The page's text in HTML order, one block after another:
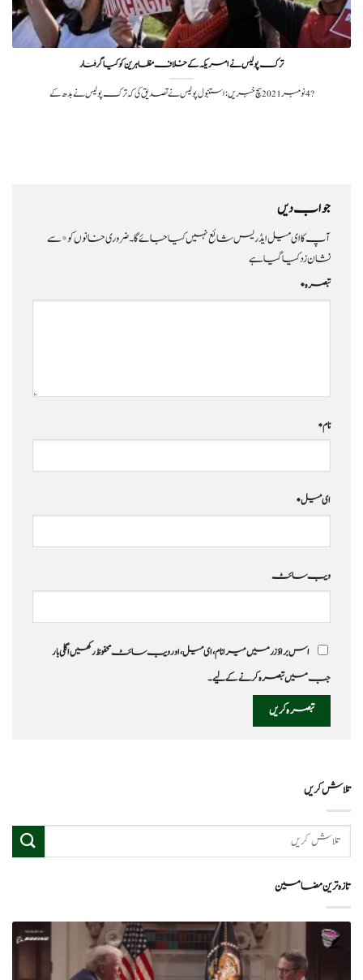
ترک پولیس نے امریکہ کے خلاف مظاہرین کو کیا گرفتار
?️ 4 نومبر 2021سچ خبریں: استنبول پولیس نے تصدیق کی کہ ترک پولیس نے بدھ کے
جواب دیں
آپ کا ای میل ایڈریس شائع نہیں کیا جائے گا۔ضروری خانوں کو*سے
نشان زد کیا گیا ہے
تبصرہ*
نام*
ای میل*
ویب‌ سائٹ
اس براؤزر میں میرا نام، ای میل، اور ویب سائٹ محفوظ رکھیں اگلی بار
جب میں تبصرہ کرنے کےلیے۔
تلاش کریں
تازہ ترین مضامین